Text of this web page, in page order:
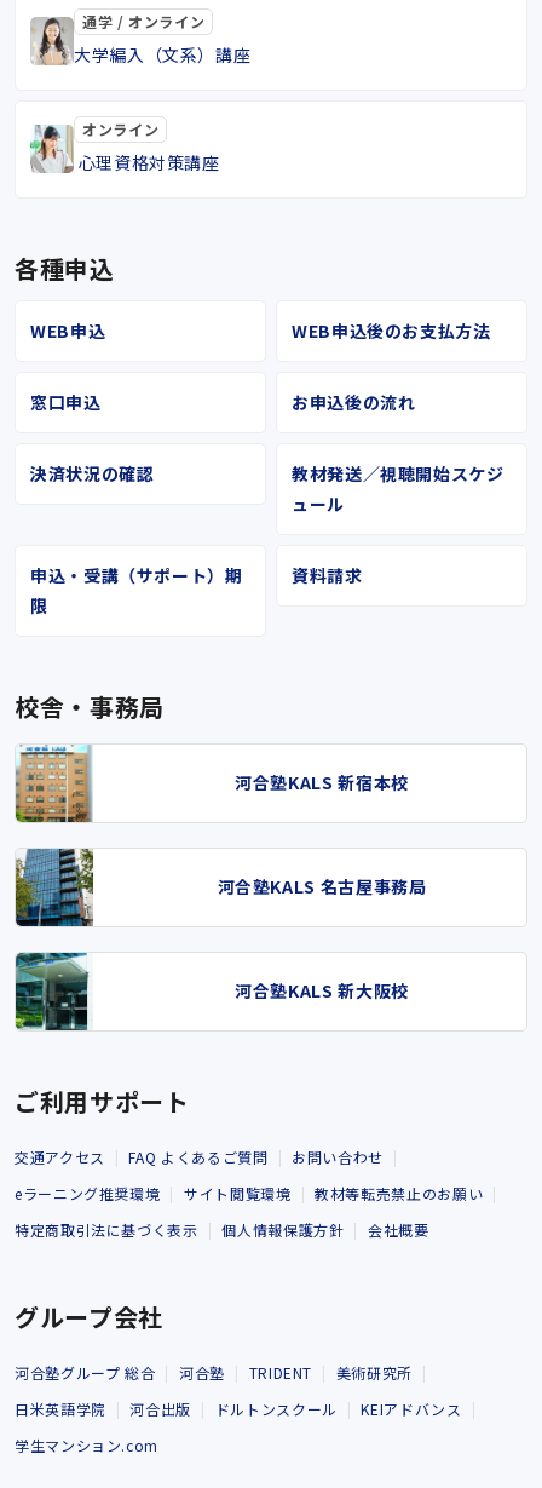
通学 / オンライン
大学編入（文系）講座
オンライン
心理資格対策講座
各種申込
WEB申込 WEB申込後のお支払方法
窓口申込 お申込後の流れ
決済状況の確認
教材発送／視聴開始スケジ
ュール
申込・受講（サポート）期
限
資料請求
校舎・事務局
河合塾KALS 新宿本校
河合塾KALS 名古屋事務局
河合塾KALS 新大阪校
ご利用サポート
交通アクセス FAQ よくあるご質問
お問い合わせ
eラーニング推奨環境
サイト閲覧環境
教材等転売禁止のお願い
特定商取引法に基づく表示
個人情報保護方針 会社概要
グループ会社
河合塾グループ 総合 河合塾 TRIDENT
美術研究所
日米英語学院
河合出版 ドルトンスクール
KEIアドバンス
学生マンション.com